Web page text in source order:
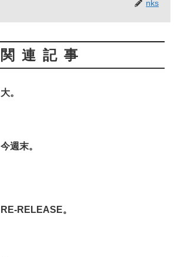
nks
関連記事
大。
今週末。
RE-RELEASE。